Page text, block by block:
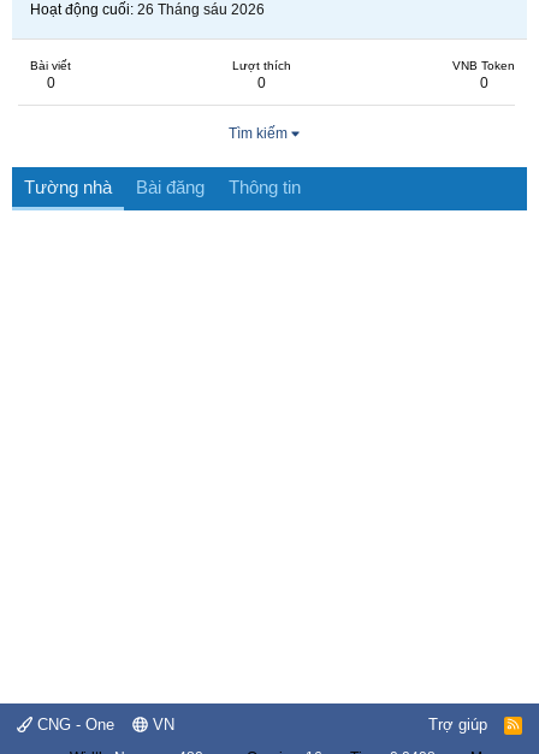
Hoạt động cuối 26 Tháng sáu 2026
Bài viết
0
Lượt thích
0
VNB Token
0
Tìm kiếm
Tường nhà Bài đăng Thông tin
CNG - One VN Trợ giúp
R